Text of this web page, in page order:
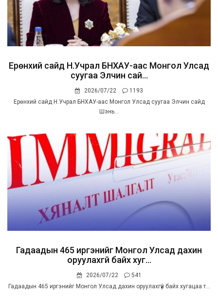
Ерөнхий сайд Н.Учрал БНХАУ-аас Монгол Улсад
суугаа Элчин сай...
2026/07/22
1193
Ерөнхий сайд Н.Учрал БНХАУ-аас Монгол Улсад суугаа Элчин сайд
Шэнь...
Гадаадын 465 иргэнийг Монгол Улсад дахин
оруулахгүй байх хуг...
2026/07/22
541
Гадаадын 465 иргэнийг Монгол Улсад дахин оруулахгүй байх хугацаа т...